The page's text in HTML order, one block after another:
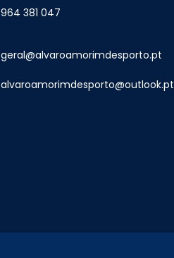
964 381 047
geral@alvaroamorimdesporto.pt
alvaroamorimdesporto@outlook.pt